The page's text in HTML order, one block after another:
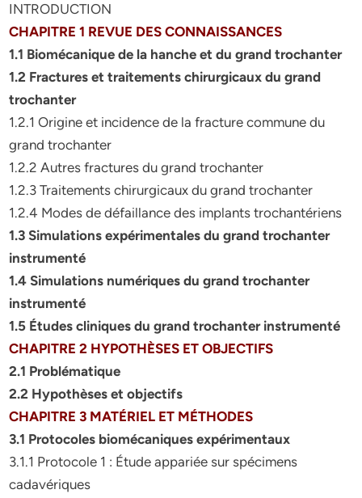
INTRODUCTION
CHAPITRE 1 REVUE DES CONNAISSANCES
1.1 Biomécanique de la hanche et du grand trochanter
1.2 Fractures et traitements chirurgicaux du grand
trochanter
1.2.1 Origine et incidence de la fracture commune du
grand trochanter
1.2.2 Autres fractures du grand trochanter
1.2.3 Traitements chirurgicaux du grand trochanter
1.2.4 Modes de défaillance des implants trochantériens
1.3 Simulations expérimentales du grand trochanter
instrumenté
1.4 Simulations numériques du grand trochanter
instrumenté
1.5 Études cliniques du grand trochanter instrumenté
CHAPITRE 2 HYPOTHÈSES ET OBJECTIFS
2.1 Problématique
2.2 Hypothèses et objectifs
CHAPITRE 3 MATÉRIEL ET MÉTHODES
3.1 Protocoles biomécaniques expérimentaux
3.1.1 Protocole 1 : Étude appariée sur spécimens
cadavériques